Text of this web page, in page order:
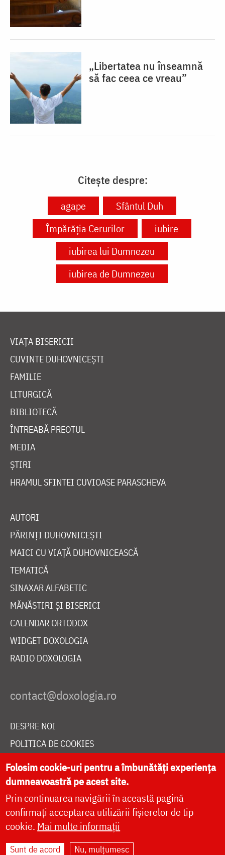
„Libertatea nu înseamnă
să fac ceea ce vreau”
Citește despre:
agape
Sfântul Duh
Împărăția Cerurilor
iubire
iubirea lui Dumnezeu
iubirea de Dumnezeu
VIAȚA BISERICII
CUVINTE DUHOVNICEȘTI
FAMILIE
LITURGICĂ
BIBLIOTECĂ
ÎNTREABĂ PREOTUL
MEDIA
ȘTIRI
HRAMUL SFINTEI CUVIOASE PARASCHEVA
AUTORI
PĂRINȚI DUHOVNICEȘTI
MAICI CU VIAȚĂ DUHOVNICEASCĂ
TEMATICĂ
SINAXAR ALFABETIC
MĂNĂSTIRI ȘI BISERICI
CALENDAR ORTODOX
WIDGET DOXOLOGIA
RADIO DOXOLOGIA
DESPRE NOI
POLITICA DE COOKIES
DONEAZĂ ONLINE PENTRU CATEDRALA NAȚIONALĂ
LIVE
Site dezvoltat deDOXOLOGIA MEDIA
Folosim cookie-uri pentru a îmbunătăți experiența
dumneavoastră pe acest site.
Prin continuarea navigării în această pagină
confirmați acceptarea utilizării fișierelor de tip
cookie. Mai multe informații
Sunt de acord Nu, mulțumesc